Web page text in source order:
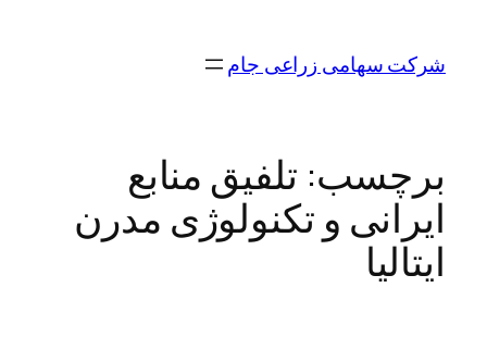
محتواشرکت سهامی زراعی جام
برچسب: تلفیق منابع
ایرانی و تکنولوژی مدرن
ایتالیا